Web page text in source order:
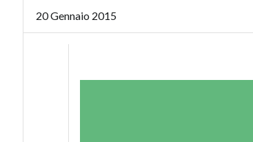
20 Gennaio 2015